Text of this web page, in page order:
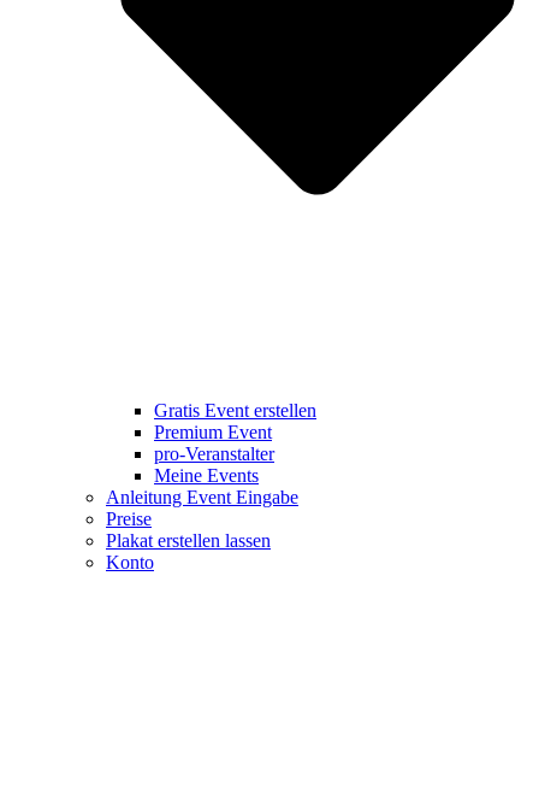
Gratis Event erstellen
Premium Event
pro-Veranstalter
Meine Events
Anleitung Event Eingabe
Preise
Plakat erstellen lassen
Konto